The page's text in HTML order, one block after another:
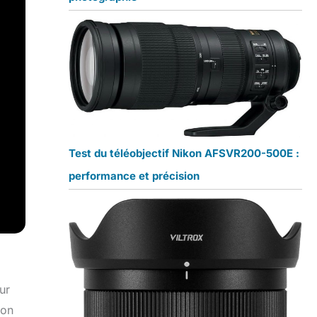
Test du téléobjectif Nikon AFSVR200-500E :
performance et précision